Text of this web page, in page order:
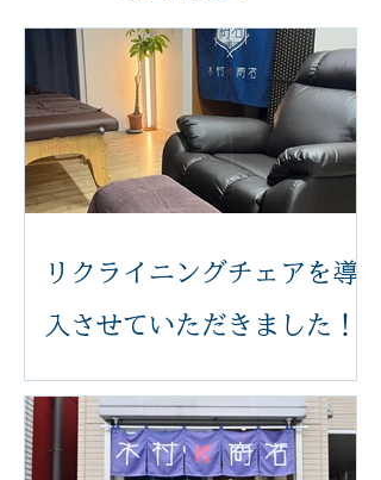
リクライニングチェアを導
入させていただきました！
いつも木村k商店をご利用いただき誠
にありがとうございます。 このたび、
足つぼ施術をより快適に受けていただ
けるよう、新しいリクライニングチェ